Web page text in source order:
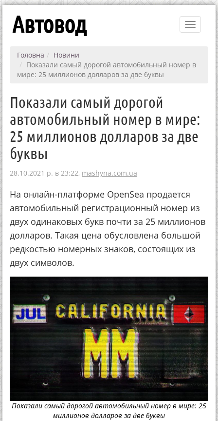
Toggle
Автовод
Головна
Новини
Показали самый дорогой автомобильный номер в
мире: 25 миллионов долларов за две буквы
Показали самый дорогой
автомобильный номер в мире:
25 миллионов долларов за две
буквы
28.10.2021 р. в 23:22, mashyna.com.ua
На онлайн-платформе OpenSea продается
автомобильный регистрационный номер из
двух одинаковых букв почти за 25 миллионов
долларов. Такая цена обусловлена большой
редкостью номерных знаков, состоящих из
двух символов.
Показали самый дорогой автомобильный номер в мире: 25
миллионов долларов за две буквы